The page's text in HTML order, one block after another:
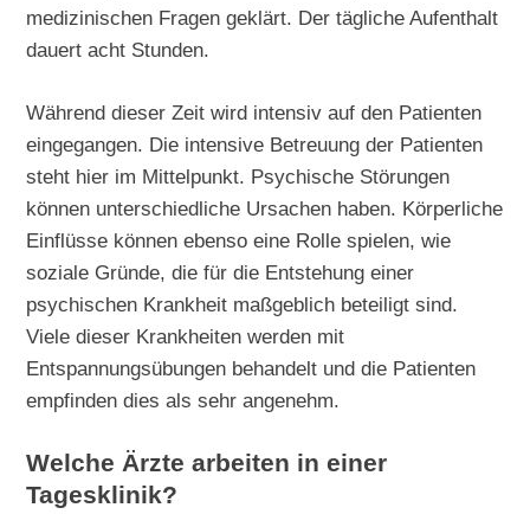
medizinischen Fragen geklärt. Der tägliche Aufenthalt
dauert acht Stunden.
Während dieser Zeit wird intensiv auf den Patienten
eingegangen. Die intensive Betreuung der Patienten
steht hier im Mittelpunkt. Psychische Störungen
können unterschiedliche Ursachen haben. Körperliche
Einflüsse können ebenso eine Rolle spielen, wie
soziale Gründe, die für die Entstehung einer
psychischen Krankheit maßgeblich beteiligt sind.
Viele dieser Krankheiten werden mit
Entspannungsübungen behandelt und die Patienten
empfinden dies als sehr angenehm.
Welche Ärzte arbeiten in einer
Tagesklinik?